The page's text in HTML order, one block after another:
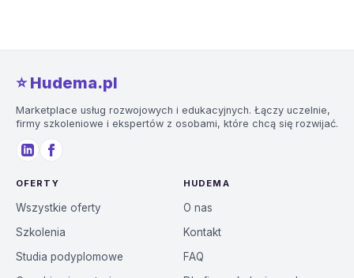
⭐️ Hudema.pl
Marketplace usług rozwojowych i edukacyjnych. Łączy uczelnie,
firmy szkoleniowe i ekspertów z osobami, które chcą się rozwijać.
OFERTY
Wszystkie oferty
Szkolenia
Studia podyplomowe
HUDEMA
O nas
Kontakt
FAQ